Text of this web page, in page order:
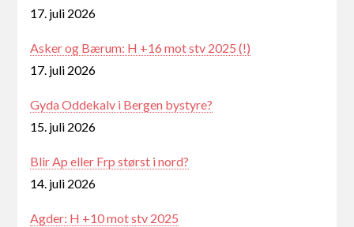
17. juli 2026
Asker og Bærum: H +16 mot stv 2025 (!)
17. juli 2026
Gyda Oddekalv i Bergen bystyre?
15. juli 2026
Blir Ap eller Frp størst i nord?
14. juli 2026
Agder: H +10 mot stv 2025